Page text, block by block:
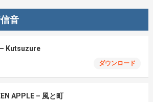
音
Kutsuzure
ダウンロード
APPLE – 風と町